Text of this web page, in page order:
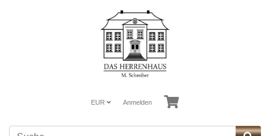
EUR Anmelden